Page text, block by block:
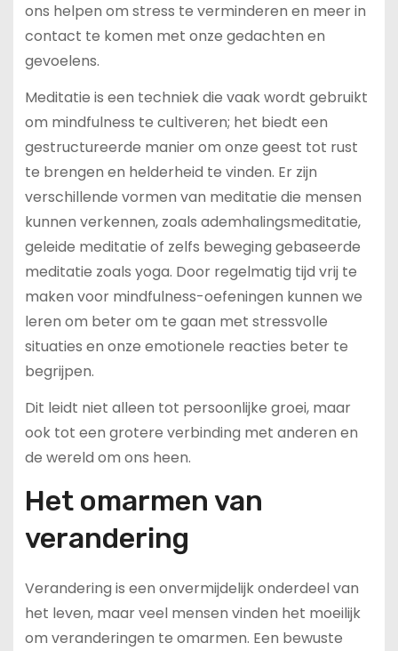
ons helpen om stress te verminderen en meer in
contact te komen met onze gedachten en
gevoelens.
Meditatie is een techniek die vaak wordt gebruikt
om mindfulness te cultiveren; het biedt een
gestructureerde manier om onze geest tot rust
te brengen en helderheid te vinden. Er zijn
verschillende vormen van meditatie die mensen
kunnen verkennen, zoals ademhalingsmeditatie,
geleide meditatie of zelfs beweging gebaseerde
meditatie zoals yoga. Door regelmatig tijd vrij te
maken voor mindfulness-oefeningen kunnen we
leren om beter om te gaan met stressvolle
situaties en onze emotionele reacties beter te
begrijpen.
Dit leidt niet alleen tot persoonlijke groei, maar
ook tot een grotere verbinding met anderen en
de wereld om ons heen.
Het omarmen van
verandering
Verandering is een onvermijdelijk onderdeel van
het leven, maar veel mensen vinden het moeilijk
om veranderingen te omarmen. Een bewuste